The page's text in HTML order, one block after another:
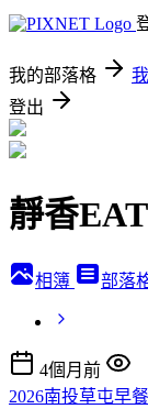
我的部落格
登出
靜香EAT
相簿 部落
4個月前
2026南投草屯早